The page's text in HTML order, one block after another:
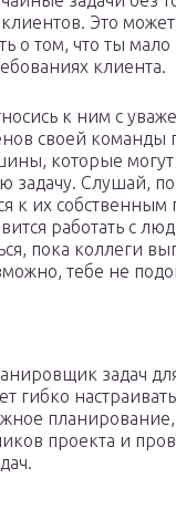
Это может
о том, что ты
клиента.
к ним с
своей команды
которые
задачу. Слушай,
к их собственным
работать с
пока коллеги
тебе не
задач
гибко
планирование,
проекта и